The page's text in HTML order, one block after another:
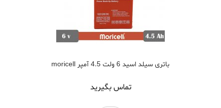
باتری سیلد اسید 6 ولت 4.5 آمپر moricell
تماس بگیرید